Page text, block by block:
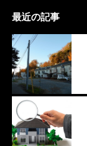
最近の記事